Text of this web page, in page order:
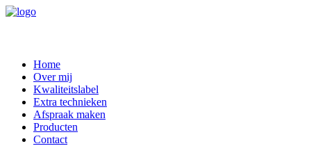
Home
Over mij
Kwaliteitslabel
Extra technieken
Afspraak maken
Producten
Contact